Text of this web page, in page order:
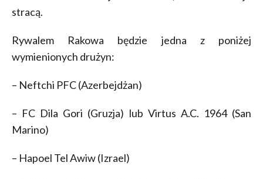
stracą.
Rywalem Rakowa będzie jedna z poniżej
wymienionych drużyn:
– Neftchi PFC (Azerbejdżan)
– FC Dila Gori (Gruzja) lub Virtus A.C. 1964 (San
Marino)
– Hapoel Tel Awiw (Izrael)